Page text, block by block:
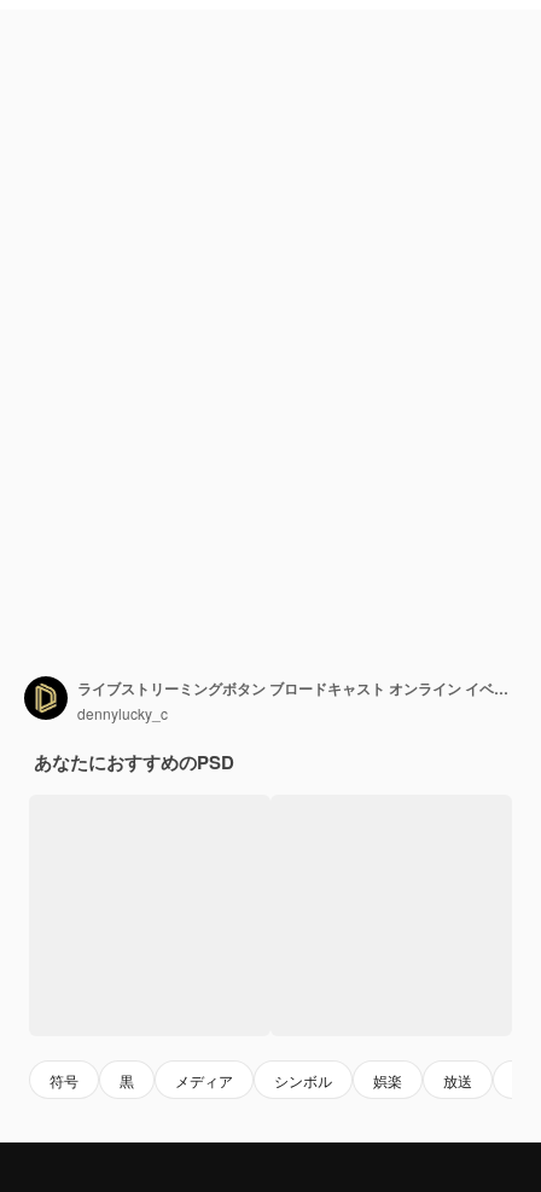
ライブストリーミングボタン ブロードキャスト オンライン イベント ウェビナー 黒色
dennylucky_c
あなたにおすすめのPSD
符号 黒 メディア シンボル 娯楽 放送